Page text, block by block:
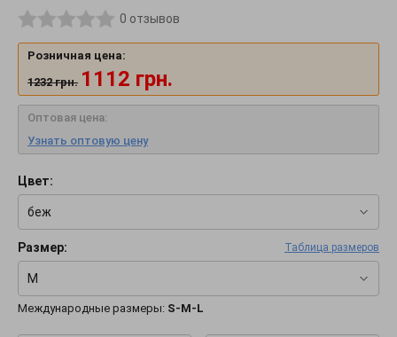
0 отзывов
Розничная цена:
1232 грн. 1112 грн.
Оптовая цена:
Узнать оптовую цену
Цвет:
беж
Размер: Таблица размеров
M
Международные размеры: S-M-L